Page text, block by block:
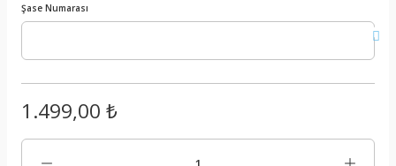
Şase Numarası
1.499,00 ₺